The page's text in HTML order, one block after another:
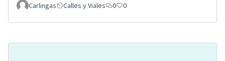
Carlingas
Calles y Viales 0 0